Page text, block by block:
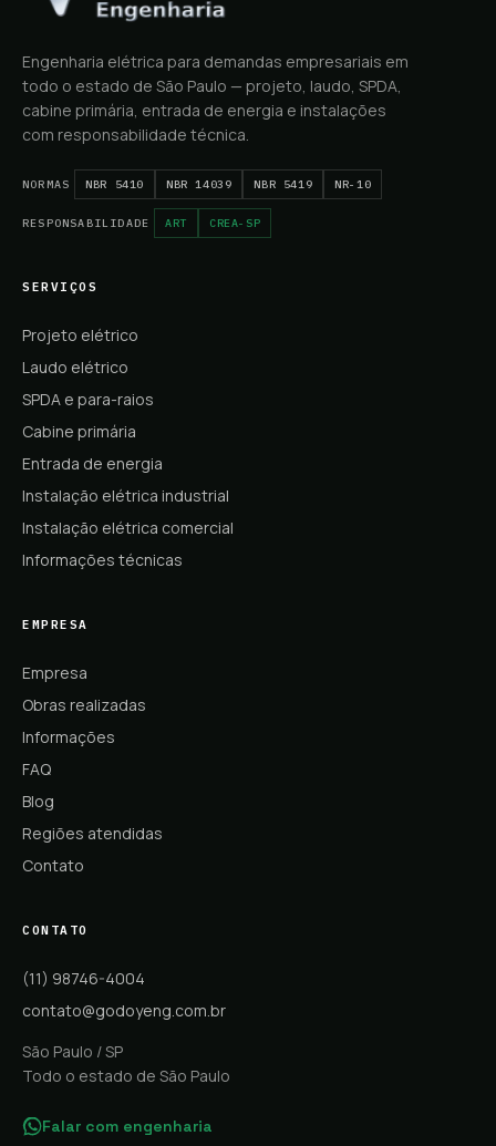
Engenharia elétrica para demandas empresariais em
todo o estado de São Paulo — projeto, laudo, SPDA,
cabine primária, entrada de energia e instalações
com responsabilidade técnica.
NORMAS NBR 5410 NBR 14039 NBR 5419 NR-10
RESPONSABILIDADE ART CREA-SP
SERVIÇOS
Projeto elétrico
Laudo elétrico
SPDA e para-raios
Cabine primária
Entrada de energia
Instalação elétrica industrial
Instalação elétrica comercial
Informações técnicas
EMPRESA
Empresa
Obras realizadas
Informações
FAQ
Blog
Regiões atendidas
Contato
CONTATO
(11) 98746-4004
contato@godoyeng.com.br
São Paulo / SP
Todo o estado de São Paulo
Falar com engenharia